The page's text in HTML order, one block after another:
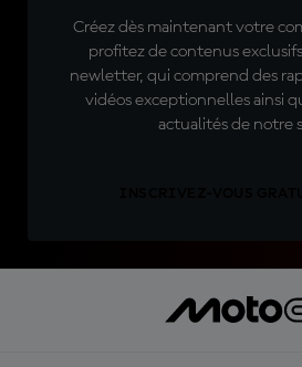
Créez dès maintenant votre
profitez de contenus
newletter, qui comprend des
vidéos exceptionnelles ainsi
actualités de notre